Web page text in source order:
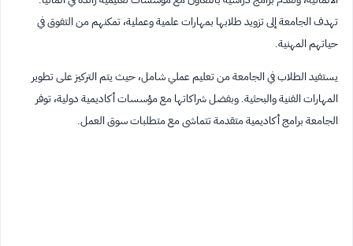
تهدف الجامعة إلى تزويد طلابها بمهارات علمية وعملية، تمكنهم من التفوق في
حياتهم المهنية.
يستفيد الطلاب في الجامعة من تعليم عملي شامل، حيث يتم التركيز على تطوير
المهارات الفنية والبحثية. وبفضل شراكاتها مع مؤسسات أكاديمية دولية، توفر
الجامعة برامج أكاديمية متقدمة تتماشى مع متطلبات سوق العمل.